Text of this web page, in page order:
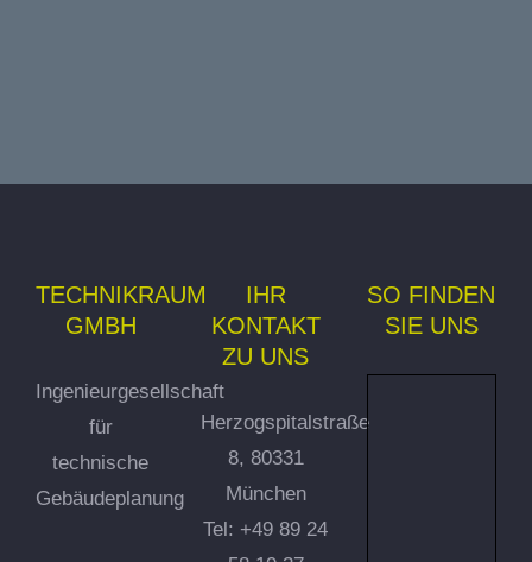
TECHNIKRAUM
GMBH
Ingenieurgesellschaft
für
technische
Gebäudeplanung
IHR
KONTAKT
ZU UNS
Herzogspitalstraße
8, 80331
München
Tel: +49 89 24
SO FINDEN
SIE UNS